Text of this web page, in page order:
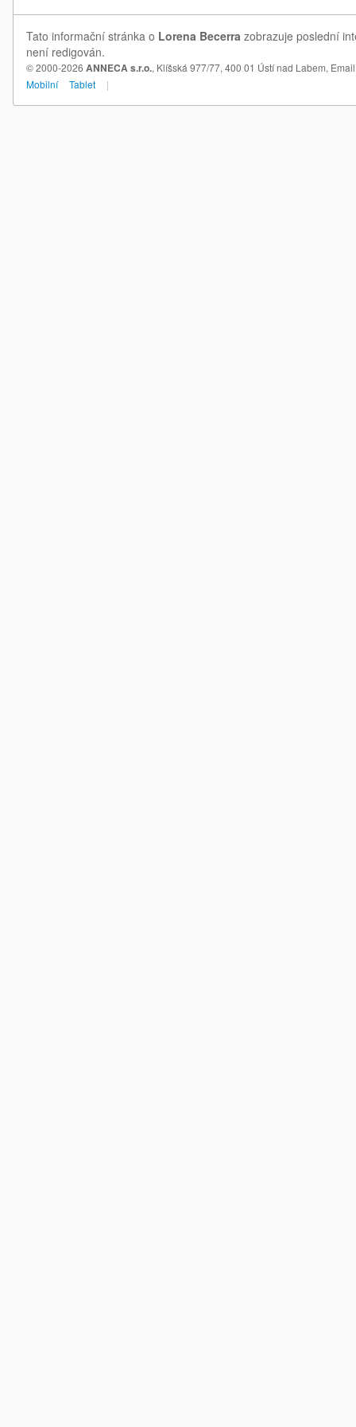
Tato informační stránka o Lorena Becerra zobrazuje poslední
není redigován.
© 2000-2026 ANNECA s.r.o., Klíšská 977/77, 400 01 Ústí nad Labem,
Mobilní
Tablet |